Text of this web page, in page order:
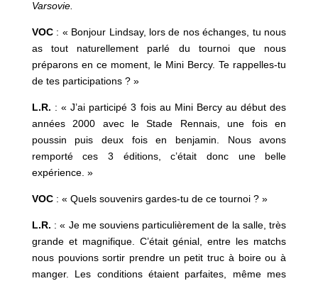
Varsovie.
VOC : « Bonjour Lindsay, lors de nos échanges, tu nous
as tout naturellement parlé du tournoi que nous
préparons en ce moment, le Mini Bercy. Te rappelles-tu
de tes participations ? »
L.R. : « J’ai participé 3 fois au Mini Bercy au début des
années 2000 avec le Stade Rennais, une fois en
poussin puis deux fois en benjamin. Nous avons
remporté ces 3 éditions, c’était donc une belle
expérience. »
VOC : « Quels souvenirs gardes-tu de ce tournoi ? »
L.R. : « Je me souviens particulièrement de la salle, très
grande et magnifique. C’était génial, entre les matchs
nous pouvions sortir prendre un petit truc à boire ou à
manger. Les conditions étaient parfaites, même mes